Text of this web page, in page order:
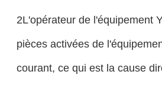
2L'opérateur de l'équipement
pièces activées de
courant, ce qui est la cause